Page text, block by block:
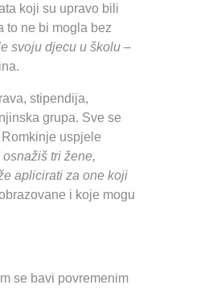
koji su upravo bili
to ne bi mogla bez
svoju djecu u školu –
stipendija,
grupa. Sve se
uspjele
tri žene,
aplicirati za one koji
i koje mogu
se bavi povremenim